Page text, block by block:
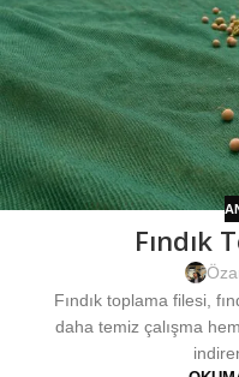
Fındık
Fındık toplama filesi,
daha temiz çalışma